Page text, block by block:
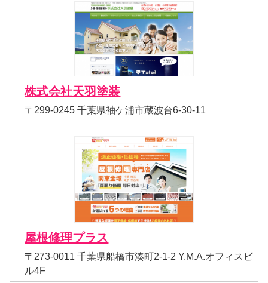
株式会社天羽塗装
〒299-0245 千葉県袖ケ浦市蔵波台6-30-11
屋根修理プラス
〒273-0011 千葉県船橋市湊町2-1-2 Y.M.A.オフィスビ
ル4F